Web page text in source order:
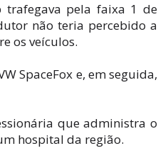
trafegava pela faixa 1 de
não teria percebido a
os veículos.
SpaceFox e, em seguida,
que administra o
hospital da região.